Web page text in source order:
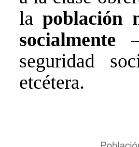
lapoblación
socialmente
seguridad
etcétera.